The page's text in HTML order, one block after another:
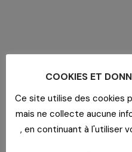
COOKIES ET
Ce site utilise des cookies
mais ne collecte aucune
, en continuant à l'utiliser